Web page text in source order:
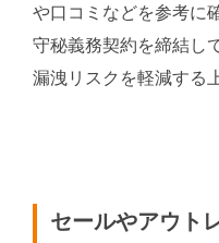
や口コミなどを参考に
守秘義務契約を締結し
漏洩リスクを軽減する
セールやアウト